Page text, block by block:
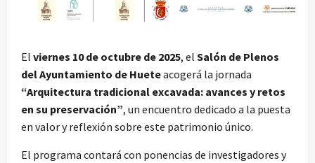
El viernes 10 de octubre de 2025, el Salón de Plenos
del Ayuntamiento de Hueteacogerá la jornada
“Arquitectura tradicional excavada: avances y retos
en su preservación”, un encuentro dedicado a la puesta
en valor y reflexión sobre este patrimonio único.
El programa contará con ponencias de investigadores y